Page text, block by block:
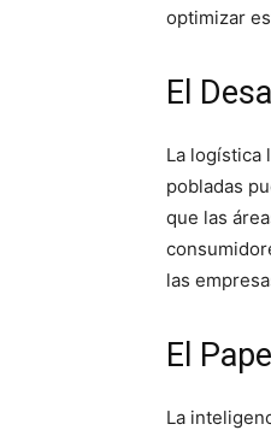
optimizar
El
La logística
pobladas
que las
las
El
La